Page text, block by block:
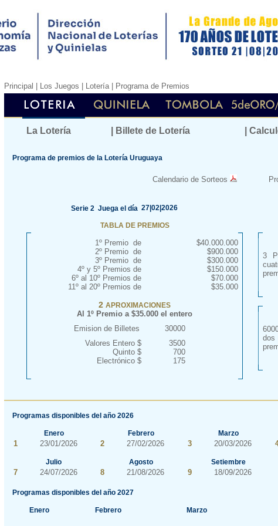
Principal | Los Juegos | Lotería| Programa de Premios
La Lotería | Billete de Lotería |
Programa de premios de la Lotería Uruguaya
Calendario de Sorteos
27|02|2026
Serie 2 Juega el día
TABLA DE PREMIOS
1º Premio de
$40.000.000
2º Premio de
$900.000
3º Premio de
$300.000
4º y 5º Premios de
$150.000
6º al 10º Premios de
$70.000
11º al 20º Premios de
$35.000
2 APROXIMACIONES
Al 1º Premio a $35.000 el entero
Emision de Billetes
30000
Valores Entero $
3500
Quinto $
700
Electrónico $
175
3
dos
Programas disponibles del año 2026
Enero Febrero Marzo
1 23/01/2026 2 27/02/2026 3 20/03/2026
Julio Agosto Setiembre
7 24/07/2026 8 21/08/2026 9 18/09/2026
Programas disponibles del año 2027
Enero Febrero Marzo